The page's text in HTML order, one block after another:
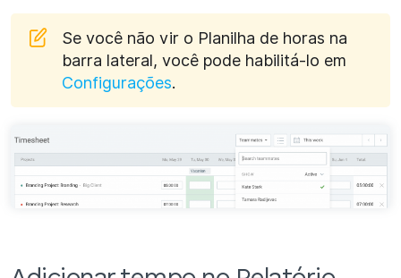
Se você não vir o Planilha de horas na
barra lateral, você pode habilitá-lo em
Configurações.